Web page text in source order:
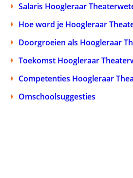
Salaris Hoogleraar
Hoe word je Hoogleraar
Doorgroeien als Hoogleraar
Toekomst Hoogleraar
Competenties Hoogleraar
Omschoolsuggesties